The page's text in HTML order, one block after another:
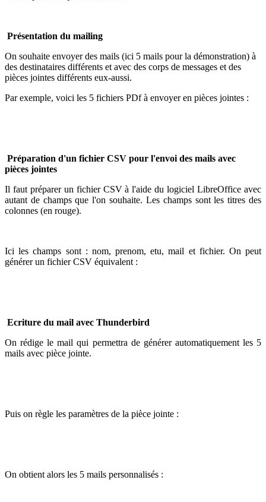
Présentation du mailing
On souhaite envoyer des mails (ici 5 mails pour la démonstration) à
des destinataires différents et avec des corps de messages et des
pièces jointes différents eux-aussi.
Par exemple, voici les 5 fichiers PDf à envoyer en pièces jointes :
Préparation d'un fichier CSV pour l'envoi des mails avec
pièces jointes
Il faut préparer un fichier CSV à l'aide du logiciel LibreOffice avec
autant de champs que l'on souhaite. Les champs sont les titres des
colonnes (en rouge).
Ici les champs sont : nom, prenom, etu, mail et fichier. On peut
générer un fichier CSV équivalent :
Ecriture du mail avec Thunderbird
On rédige le mail qui permettra de générer automatiquement les 5
mails avec pièce jointe.
Puis on règle les paramètres de la pièce jointe :
On obtient alors les 5 mails personnalisés :